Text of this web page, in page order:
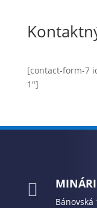
[contact-form-7
1"]

Bánovská